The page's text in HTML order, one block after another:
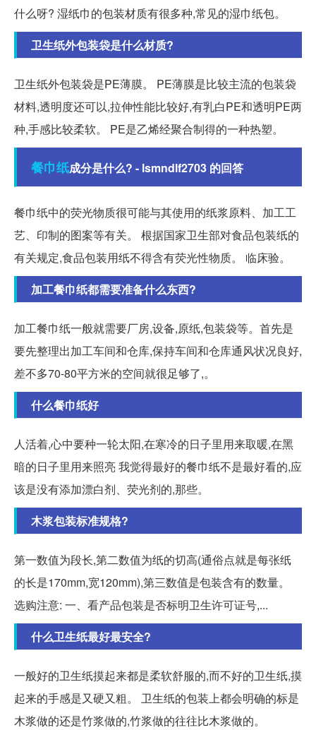
什么呀? 湿纸巾的包装材质有很多种,常见的湿巾纸包。
卫生纸外包装袋是什么材质?
卫生纸外包装袋是PE薄膜。 PE薄膜是比较主流的包装袋
材料,透明度还可以,拉伸性能比较好,有乳白PE和透明PE两
种,手感比较柔软。 PE是乙烯经聚合制得的一种热塑。
餐巾纸成分是什么? - lsmndlf2703 的回答
餐巾纸中的荧光物质很可能与其使用的纸浆原料、加工工
艺、印制的图案等有关。 根据国家卫生部对食品包装纸的
有关规定,食品包装用纸不得含有荧光性物质。 临床验。
加工餐巾纸都需要准备什么东西?
加工餐巾纸一般就需要厂房,设备,原纸,包装袋等。首先是
要先整理出加工车间和仓库,保持车间和仓库通风状况良好,
差不多70-80平方米的空间就很足够了,。
什么餐巾纸好
人活着,心中要种一轮太阳,在寒冷的日子里用来取暖,在黑
暗的日子里用来照亮 我觉得最好的餐巾纸不是最好看的,应
该是没有添加漂白剂、荧光剂的,那些。
木浆包装标准规格?
第一数值为段长,第二数值为纸的切高(通俗点就是每张纸
的长是170mm,宽120mm),第三数值是包装含有的数量。
选购注意: 一、看产品包装是否标明卫生许可证号,...
什么卫生纸最好最安全?
一般好的卫生纸摸起来都是柔软舒服的,而不好的卫生纸,摸
起来的手感是又硬又粗。 卫生纸的包装上都会明确的标是
木浆做的还是竹浆做的,竹浆做的往往比木浆做的。